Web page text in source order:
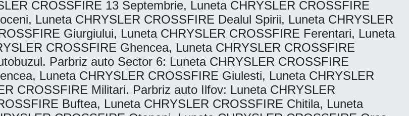
CROSSFIRE 13 Septembrie, Luneta CHRYSLER CROSSFIRE
Luneta CHRYSLER CROSSFIRE Dealul Spirii, Luneta CHRYSLER
Giurgiului, Luneta CHRYSLER CROSSFIRE Ferentari, Luneta
CROSSFIRE Ghencea, Luneta CHRYSLER CROSSFIRE
Parbriz auto Sector 6: Luneta CHRYSLER CROSSFIRE
Luneta CHRYSLER CROSSFIRE Giulesti, Luneta CHRYSLER
CROSSFIRE Militari. Parbriz auto Ilfov: Luneta CHRYSLER
Buftea, Luneta CHRYSLER CROSSFIRE Chitila, Luneta